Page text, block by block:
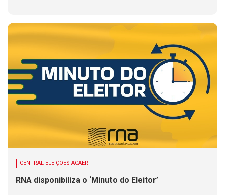
CENTRAL ELEIÇÕES ACAERT
RNA disponibiliza o ‘Minuto do Eleitor’